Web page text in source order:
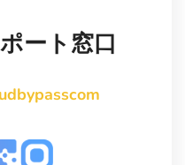
ート窓口